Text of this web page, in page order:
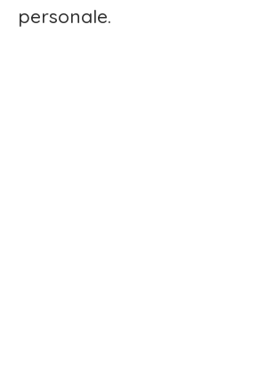
personale.